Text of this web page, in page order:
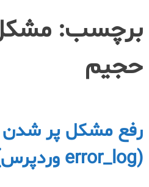
برچسب:
حجیم
رفع مشکل پر
(error_log وردپرس)